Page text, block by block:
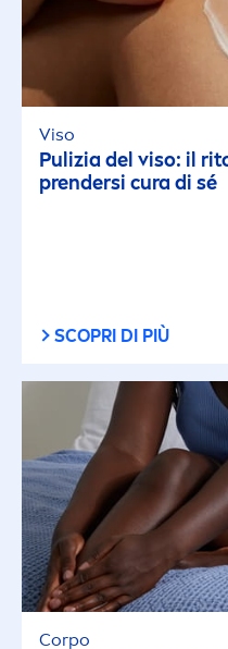
Viso
Pulizia del viso: il
prendersi cura di sé
SCOPRI DI PIÙ
Corpo